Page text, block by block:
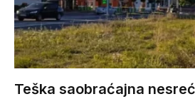
Teška saobraćajna